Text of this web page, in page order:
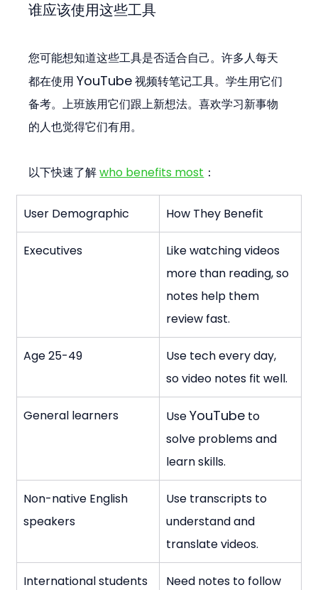
谁应该使用这些工具
您可能想知道这些工具是否适合自己。许多人每天
都在使用 YouTube 视频转笔记工具。学生用它们
备考。上班族用它们跟上新想法。喜欢学习新事物
的人也觉得它们有用。
以下快速了解 who benefits most ：
User Demographic How They Benefit
Executives
Like watching videos
more than reading, so
notes help them
review fast.
Age 25-49
Use tech every day,
so video notes fit well.
General learners Use YouTube to
solve problems and
learn skills.
Non-native English
speakers
Use transcripts to
understand and
translate videos.
International students
Need notes to follow